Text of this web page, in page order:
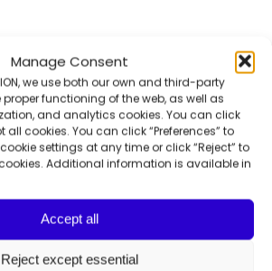
Manage Consent
we use both our own and third-party
proper functioning of the web, as well as
and analytics cookies. You can click
all cookies. You can click “Preferences” to
settings at any time or click “Reject” to
Additional information is available in
Accept all
Reject except essential